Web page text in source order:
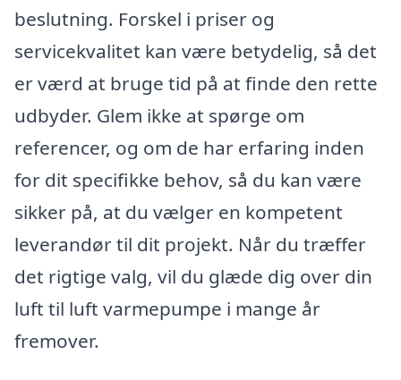
beslutning. Forskel i priser og
servicekvalitet kan være betydelig, så det
er værd at bruge tid på at finde den rette
udbyder. Glem ikke at spørge om
referencer, og om de har erfaring inden
for dit specifikke behov, så du kan være
sikker på, at du vælger en kompetent
leverandør til dit projekt. Når du træffer
det rigtige valg, vil du glæde dig over din
luft til luft varmepumpe i mange år
fremover.